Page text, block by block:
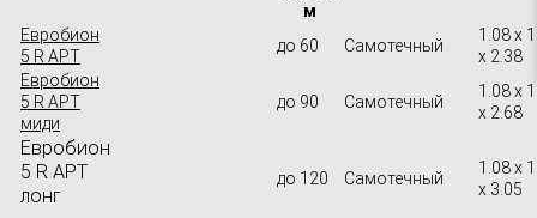
м
Евробион
5 R АРТ
до 60 Самотечный
1.08 x
x 2.38
Евробион
5 R АРТ
миди
до 90 Самотечный
1.08 x
x 2.68
Евробион
5 R АРТ
лонг
до 120 Самотечный
1.08 x
x 3.05